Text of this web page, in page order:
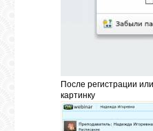
После регистрации
картинку